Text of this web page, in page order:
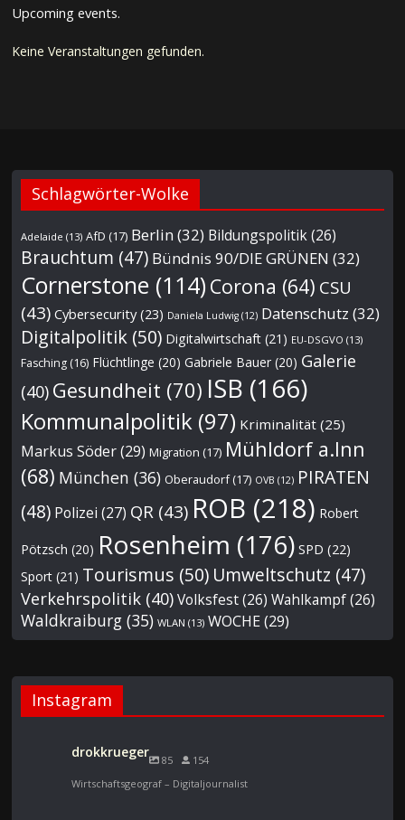
Upcoming events.
Keine Veranstaltungen gefunden.
Schlagwörter-Wolke
Adelaide (13) AfD (17) Berlin (32) Bildungspolitik(26)
Brauchtum (47) Bündnis 90/DIE GRÜNEN (32)
Cornerstone (114) Corona (64) CSU
(43) Cybersecurity(23) Daniela Ludwig (12) Datenschutz (32)
Digitalpolitik (50) Digitalwirtschaft (21) EU-DSGVO (13)
Fasching (16) Flüchtlinge (20) Gabriele Bauer (20) Galerie
(40) Gesundheit (70) ISB (166)
Kommunalpolitik (97) Kriminalität (25)
Markus Söder(29) Migration (17) Mühldorf a.Inn
(68) München (36) Oberaudorf(17) OVB (12) PIRATEN
(48) Polizei (27) QR (43) ROB (218) Robert
Pötzsch (20) Rosenheim (176) SPD (22)
Sport (21) Tourismus (50) Umweltschutz (47)
Verkehrspolitik (40) Volksfest(26) Wahlkampf(26)
Waldkraiburg (35) WLAN (13) WOCHE(29)
Instagram
drokkrueger 85
154
Wirtschaftsgeograf – Digitaljournalist